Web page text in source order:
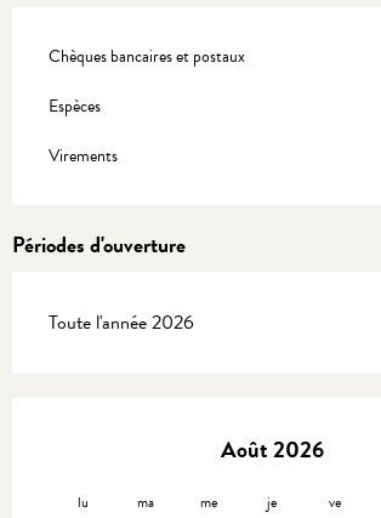
Chèques bancaires et postaux
Espèces
Virements
Périodes d'ouverture
Toute l'année 2026
Août 2026
lu ma me je ve